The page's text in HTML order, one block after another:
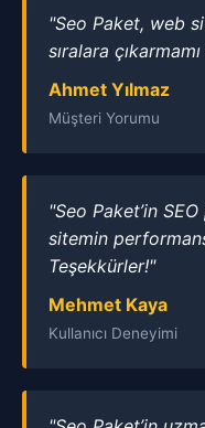
"Seo Paket, web
sıralara
Ahmet Yılmaz
Müşteri Yorumu
"Seo Paket’in
sitemin
Teşekkürler!"
Mehmet Kaya
Kullanıcı Deneyimi